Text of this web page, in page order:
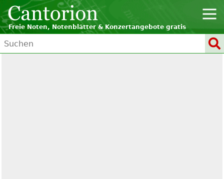
Freie Noten, Notenblätter & Konzertangebote gratis